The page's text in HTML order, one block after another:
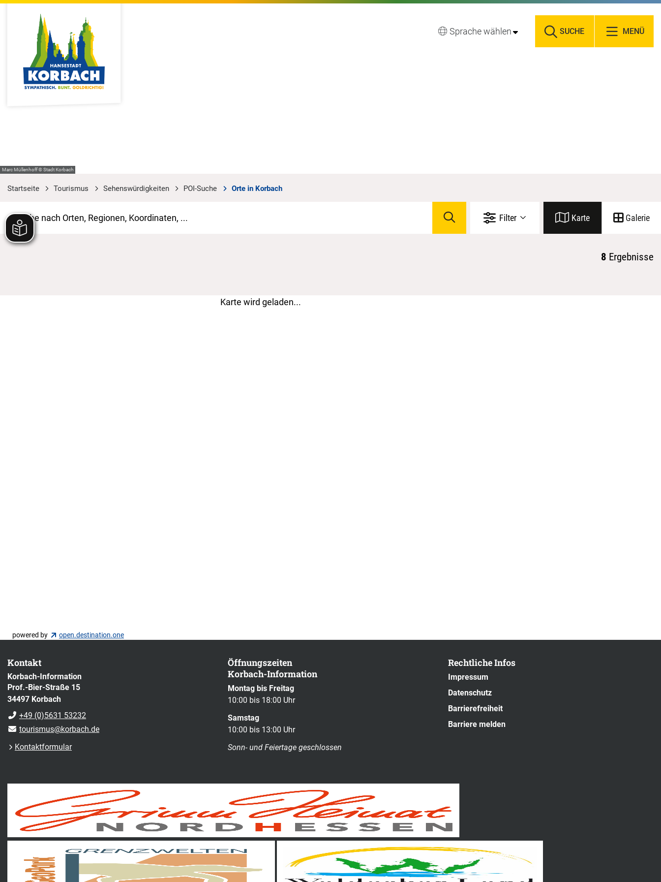
Sprache wählen SUCHE MENÜ
Marc Müllenhoff © Stadt Korbach
Startseite Tourismus Sehenswürdigkeiten POI-Suche Orte in Korbach
Filter Karte Galerie
8 Ergebnisse
Karte wird geladen...
powered by open.destination.one
Kontakt
Korbach-Information
Prof.-Bier-Straße 15
34497 Korbach
+49 (0)5631 53232
tourismus@korbach.de
Kontaktformular
Öffnungszeiten
Korbach-Information
Montag bis Freitag
10:00 bis 18:00 Uhr
Samstag
10:00 bis 13:00 Uhr
Sonn- und Feiertage geschlossen
Rechtliche Infos
Impressum
Datenschutz
Barrierefreiheit
Barriere melden